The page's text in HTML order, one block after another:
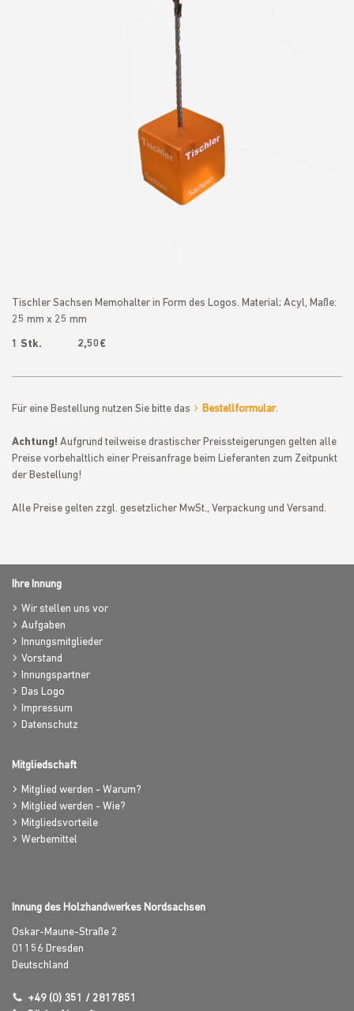
Tischler Sachsen Memohalter in Form des Logos. Material; Acyl, Maße:
25 mm x 25 mm
1 Stk. 2,50€
Für eine Bestellung nutzen Sie bitte das Bestellformular.
Achtung! Aufgrund teilweise drastischer Preissteigerungen gelten alle
Preise vorbehaltlich einer Preisanfrage beim Lieferanten zum Zeitpunkt
der Bestellung!
Alle Preise gelten zzgl. gesetzlicher MwSt., Verpackung und Versand.
Ihre Innung
Wir stellen uns vor
Aufgaben
Innungsmitglieder
Vorstand
Innungspartner
Das Logo
Impressum
Datenschutz
Mitgliedschaft
Mitglied werden - Warum?
Mitglied werden - Wie?
Mitgliedsvorteile
Werbemittel
Innung des Holzhandwerkes Nordsachsen
Oskar-Maune-Straße 2
01156 Dresden
Deutschland
+49 (0) 351 / 2817851